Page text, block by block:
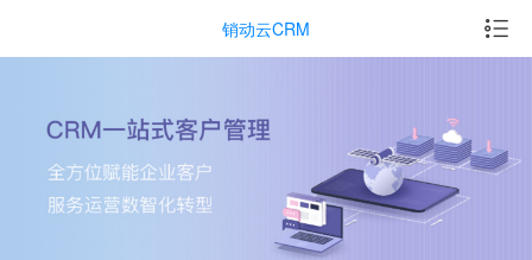
销动云CRM